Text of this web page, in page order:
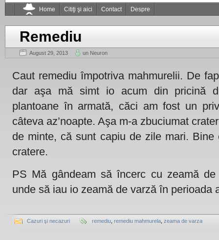
Home Citiţi şi aici Contact Despre
Remediu
August 29, 2013 un Neuron
Caut remediu împotriva mahmurelii. De
dar aşa mă simt io acum din pricină
plantoane în armată, căci am fost un
câteva az’noapte. Aşa m-a zbuciumat
de minte, că sunt capiu de zile mari.
cratere.
PS Mă gândeam să încerc cu zeamă de
unde să iau io zeamă de varză în perioada
Cazuri şi necazuri remediu remediu mahmurela zeama de varza